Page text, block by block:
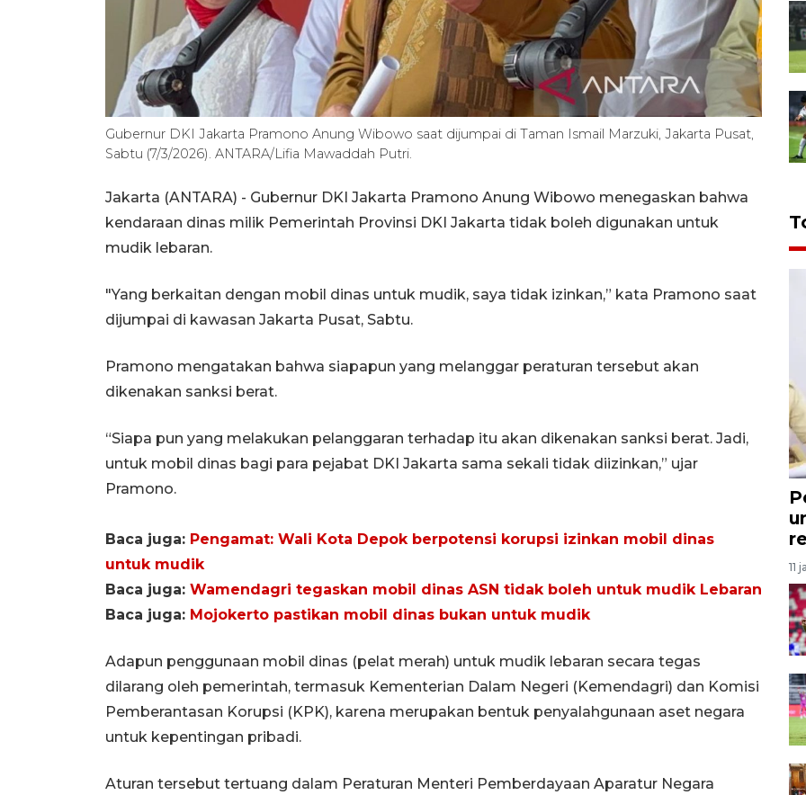
Gubernur DKI Jakarta Pramono Anung Wibowo saat dijumpai di Taman Ismail Marzuki, Jakarta Pusat,
Sabtu (7/3/2026). ANTARA/Lifia Mawaddah Putri.
Jakarta (ANTARA) - Gubernur DKI Jakarta Pramono Anung Wibowo menegaskan bahwa
kendaraan dinas milik Pemerintah Provinsi DKI Jakarta tidak boleh digunakan untuk
mudik lebaran.
"Yang berkaitan dengan mobil dinas untuk mudik, saya tidak izinkan,” kata Pramono saat
dijumpai di kawasan Jakarta Pusat, Sabtu.
Pramono mengatakan bahwa siapapun yang melanggar peraturan tersebut akan
dikenakan sanksi berat.
“Siapa pun yang melakukan pelanggaran terhadap itu akan dikenakan sanksi berat. Jadi,
untuk mobil dinas bagi para pejabat DKI Jakarta sama sekali tidak diizinkan,” ujar
Pramono.
Baca juga: Pengamat: Wali Kota Depok berpotensi korupsi izinkan mobil dinas
untuk mudik
Baca juga: Wamendagri tegaskan mobil dinas ASN tidak boleh untuk mudik Lebaran
Baca juga: Mojokerto pastikan mobil dinas bukan untuk mudik
Adapun penggunaan mobil dinas (pelat merah) untuk mudik lebaran secara tegas
dilarang oleh pemerintah, termasuk Kementerian Dalam Negeri (Kemendagri) dan Komisi
Pemberantasan Korupsi (KPK), karena merupakan bentuk penyalahgunaan aset negara
untuk kepentingan pribadi.
Aturan tersebut tertuang dalam Peraturan Menteri Pemberdayaan Aparatur Negara
11